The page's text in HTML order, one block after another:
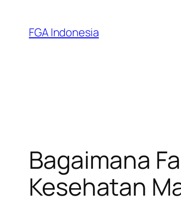
content
FGA Indonesia
Bagaimana
Kesehatan